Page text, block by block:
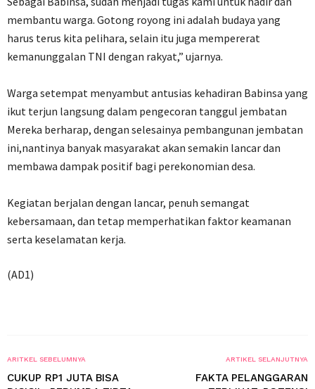
membantu warga. Gotong royong ini adalah budaya yang
harus terus kita pelihara, selain itu juga mempererat
kemanunggalan TNI dengan rakyat,” ujarnya.
‎Warga setempat menyambut antusias kehadiran Babinsa yang
ikut terjun langsung dalam pengecoran tanggul jembatan
Mereka berharap, dengan selesainya pembangunan jembatan
ini,nantinya banyak masyarakat akan semakin lancar dan
membawa dampak positif bagi perekonomian desa.
Kegiatan berjalan dengan lancar, penuh semangat
kebersamaan, dan tetap memperhatikan faktor keamanan
serta keselamatan kerja.
(AD1)
ARITKEL SEBELUMNYA
CUKUP RP1 JUTA BISA
ARTIKEL SELANJUTNYA
FAKTA PELANGGARAN